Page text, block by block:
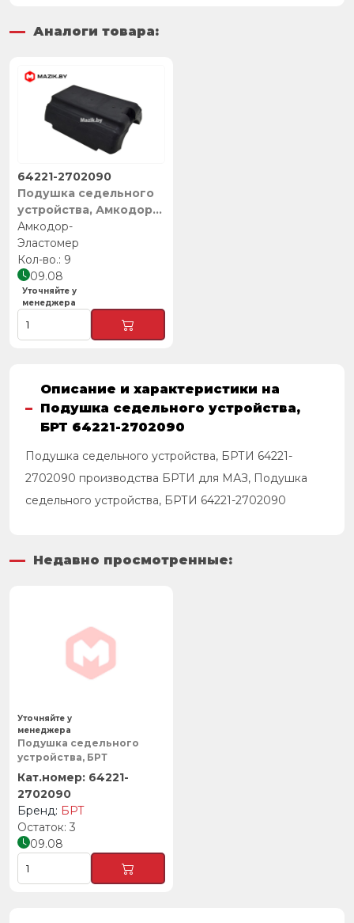
Аналоги товара:
Подушка седельного
устройства, Амкодор-
Эластомер
64221-2702090
Амкодор-
Эластомер
9
09.08
Уточняйте у
менеджера
Описание и характеристики на
Подушка седельного устройства,
БРТ 64221-2702090
Подушка седельного устройства, БРТИ 64221-
2702090 производства БРТИ для МАЗ, Подушка
седельного устройства, БРТИ 64221-2702090
Недавно просмотренные:
Подушка седельного
устройства, БРТ
64221-
2702090
БРТ
3
09.08
Уточняйте у
менеджера